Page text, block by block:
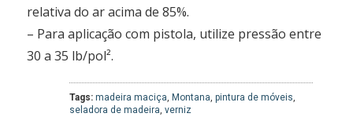
relativa do ar acima de 85%.
– Para aplicação com pistola, utilize pressão entre
30 a 35 lb/pol².
Tags: madeira maciça, Montana, pintura de móveis,
seladora de madeira, verniz